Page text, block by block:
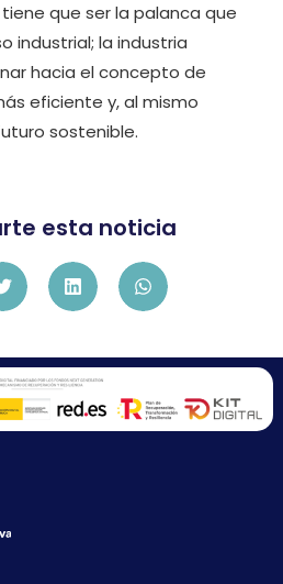
que ser la palanca que
industrial; la industria
hacia el concepto de
eficiente y, al mismo
sostenible.
esta noticia